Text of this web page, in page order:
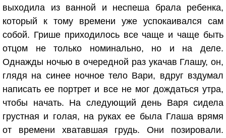
выходила из ванной и неспеша брала ребенка,
который к тому времени уже успокаивался сам
собой. Грише приходилось все чаще и чаще быть
отцом не только номинально, но и на деле.
Однажды ночью в очередной раз укачав Глашу, он,
глядя на синее ночное тело Вари, вдруг вздумал
написать ее портрет и все не мог дождаться утра,
чтобы начать. На следующий день Варя сидела
грустная и голая, на руках ее была Глаша врямя
от времени хватавшая грудь. Они позировали.